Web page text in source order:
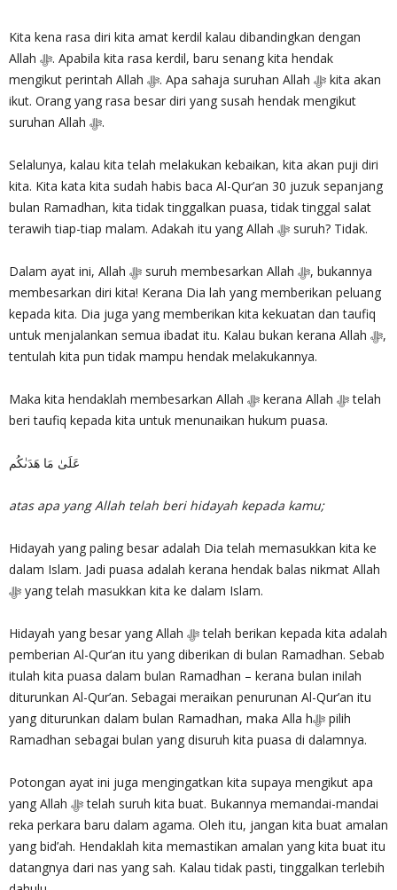
Kita kena rasa diri kita amat kerdil kalau dibandingkan dengan
Allah ‎ﷻ. Apabila kita rasa kerdil, baru senang kita hendak
mengikut perintah Allah ‎ﷻ. Apa sahaja suruhan Allah ‎ﷻ kita akan
ikut. Orang yang rasa besar diri yang susah hendak mengikut
suruhan Allah ‎ﷻ.
Selalunya, kalau kita telah melakukan kebaikan, kita akan puji diri
kita. Kita kata kita sudah habis baca Al-Qur’an 30 juzuk sepanjang
bulan Ramadhan, kita tidak tinggalkan puasa, tidak tinggal salat
terawih tiap-tiap malam. Adakah itu yang Allah ‎ﷻ suruh? Tidak.
Dalam ayat ini, Allah ‎ﷻ suruh membesarkan Allah ‎ﷻ, bukannya
membesarkan diri kita! Kerana Dia lah yang memberikan peluang
kepada kita. Dia juga yang memberikan kita kekuatan dan taufiq
untuk menjalankan semua ibadat itu. Kalau bukan kerana Allah ‎ﷻ,
tentulah kita pun tidak mampu hendak melakukannya.
Maka kita hendaklah membesarkan Allah ‎ﷻ kerana Allah ‎ﷻ telah
beri taufiq kepada kita untuk menunaikan hukum puasa.
عَلَىٰ مَا هَدَٮٰكُم
atas apa yang Allah telah beri hidayah kepada kamu;
Hidayah yang paling besar adalah Dia telah memasukkan kita ke
dalam Islam. Jadi puasa adalah kerana hendak balas nikmat Allah
‎ﷻ yang telah masukkan kita ke dalam Islam.
Hidayah yang besar yang Allah ‎ﷻ telah berikan kepada kita adalah
pemberian Al-Qur’an itu yang diberikan di bulan Ramadhan. Sebab
itulah kita puasa dalam bulan Ramadhan – kerana bulan inilah
diturunkan Al-Qur’an. Sebagai meraikan penurunan Al-Qur’an itu
yang diturunkan dalam bulan Ramadhan, maka Alla h‎ﷻ pilih
Ramadhan sebagai bulan yang disuruh kita puasa di dalamnya.
Potongan ayat ini juga mengingatkan kita supaya mengikut apa
yang Allah ‎ﷻ telah suruh kita buat. Bukannya memandai-mandai
reka perkara baru dalam agama. Oleh itu, jangan kita buat amalan
yang bid’ah. Hendaklah kita memastikan amalan yang kita buat itu
datangnya dari nas yang sah. Kalau tidak pasti, tinggalkan terlebih